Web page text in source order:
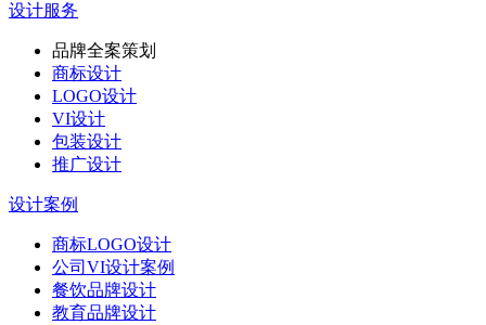
设计服务
品牌全案策划
商标设计
LOGO设计
VI设计
包装设计
推广设计
设计案例
商标LOGO设计
公司VI设计案例
餐饮品牌设计
教育品牌设计